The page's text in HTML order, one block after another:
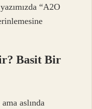
“A2O
Basit Bir
aslında